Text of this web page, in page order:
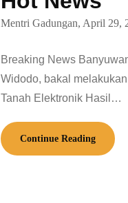
Mentri Gadungan, April 29,
Breaking News
Widodo, bakal
Tanah Elektronik Hasil…
Continue Reading